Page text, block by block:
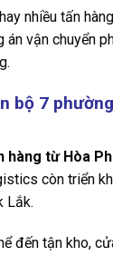
nhiều tấn
vận chuyển
bộ 7
hàng từ Hòa
còn triển
Lắk.
đến tận kho,